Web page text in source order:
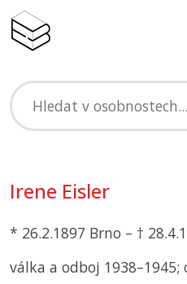
Irene Eisler
* 26.2.1897 Brno – †
válka a odboj